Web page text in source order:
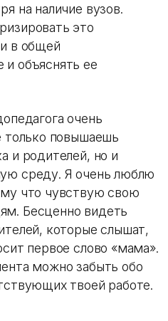
на наличие вузов.
это
в общей
объяснять ее
очень
только повышаешь
и родителей, но и
среду. Я очень люблю
что чувствую свою
Бесценно видеть
которые слышат,
первое слово «мама».
можно забыть обо
твоей работе.